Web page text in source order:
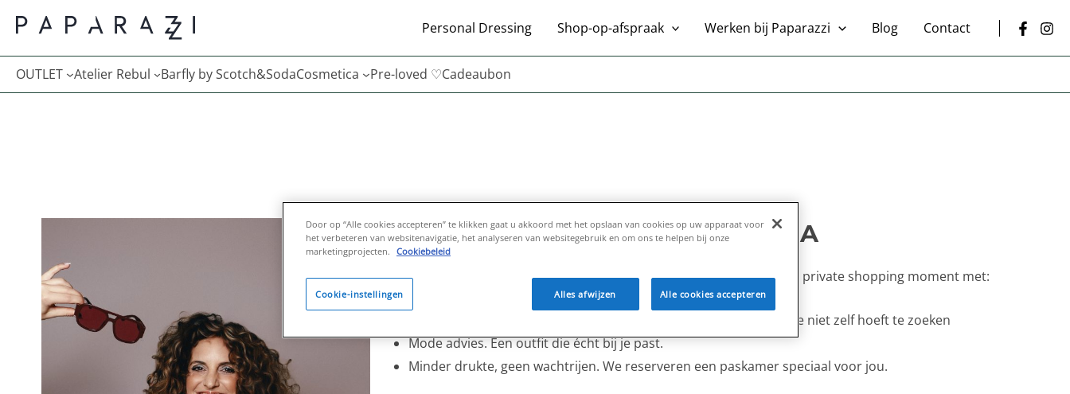
Personal Dressing Shop-op-afspraak Werken bij Paparazzi Blog Contact
OUTLET Atelier Rebul Barfly by Scotch&SodaCosmetica Pre-loved ♡Cadeaubon
Afspraak met Loriana
SHOP-OP-AFSPRAAK MET LORIANA
Boek nu jouw shop-op-afspraak moment met Loriana en geniet van een private shopping moment met:
Efficiëntie. Een zorgvuldig uitgekozen kledingrek op maat, zodat je niet zelf hoeft te zoeken
Mode advies. Een outfit die écht bij je past.
Minder drukte, geen wachtrijen. We reserveren een paskamer speciaal voor jou.
Door op “Alle cookies accepteren” te klikken gaat u akkoord met het opslaan van cookies op uw apparaat voor
het verbeteren van websitenavigatie, het analyseren van websitegebruik en om ons te helpen bij onze
marketingprojecten. Cookiebeleid
Alles afwijzen Alle cookies accepteren
Cookie-instellingen